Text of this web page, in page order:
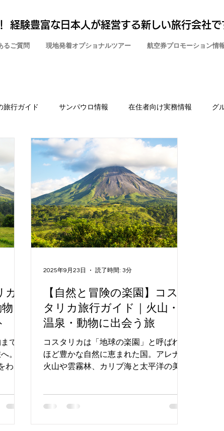
経験豊富な日本人が経営する新しい旅行会社で
るご質問 現地発着オプショナルツアー 航空券プロモーション情
旅行ガイド サンパウロ情報 在住者向け実務情報 グ
世界遺産 アルゼンチン
サファリ・野生動物 週末旅行 ワクチン接種
イベント情報 ヨーロッパ旅行 ショッピング
エジプト旅行
カ
・
で、
。4
わか
【自然と冒険の楽園】コス
タリカ旅行ガイド｜火山・
温泉・動物に出会う旅
コスタリカは「地球の楽園」と呼ばれる
ほど豊かな自然に恵まれた国。アレナル
火山や雲霧林、カリブ海と太平洋の美し
の温泉リゾートやエコツーリズム体験も
2025年9月23日 読了時間: 3分